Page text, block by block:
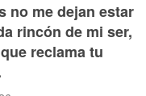
no me dejan estar
rincón de mi ser,
reclama tu